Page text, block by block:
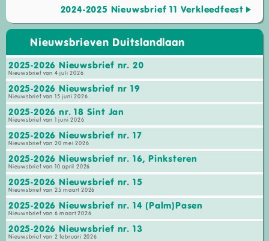
2024-2025 Nieuwsbrief 11 Verkleedfeest
Nieuwsbrieven Duitslandlaan
2025-2026 Nieuwsbrief nr. 20
Nieuwsbrief van 4 juli 2026
2025-2026 Nieuwsbrief nr 19
Nieuwsbrief van 15 juni 2026
2025-2026 nr. 18 Sint Jan
Nieuwsbrief van 1 juni 2026
2025-2026 Nieuwsbrief nr. 17
Nieuwsbrief van 20 mei 2026
2025-2026 Nieuwsbrief nr. 16, Pinksteren
Nieuwsbrief van 10 april 2026
2025-2026 Nieuwsbrief nr. 15
Nieuwsbrief van 25 maart 2026
2025-2026 Nieuwsbrief nr. 14 (Palm)Pasen
Nieuwsbrief van 6 maart 2026
2025-2026 Nieuwsbrief nr. 13
Nieuwsbrief van 2 februari 2026